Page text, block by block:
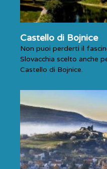
Castello di Bojnice
Non puoi perderti il
Slovacchia scelto anche
Castello di Bojnice.